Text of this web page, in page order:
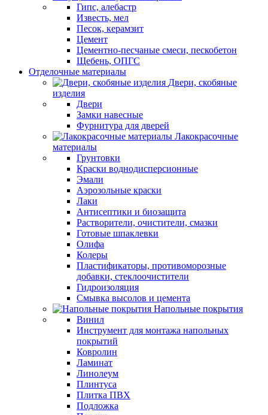
Гипс, алебастр
Известь, мел
Песок, керамзит
Цемент
Цементно-песчаные смеси, пескобетон
Щебень, ОПГС
Отделочные материалы
Двери, скобяные
изделия
Двери
Замки навесные
Фурнитура для дверей
Лакокрасочные
материалы
Грунтовки
Краски воднодисперсионные
Эмали
Аэрозольные краски
Лаки
Антисептики и биозащита
Растворители, очистители, смазки
Готовые шпаклевки
Олифа
Колеры
Пластификаторы, противоморозные
добавки, стеклоочистители
Гидроизоляция
Смывка высолов и цемента
Напольные покрытия
Винил
Инструмент для монтажа напольных
покрытий
Ковролин
Ламинат
Линолеум
Плинтуса
Плитка ПВХ
Подложка